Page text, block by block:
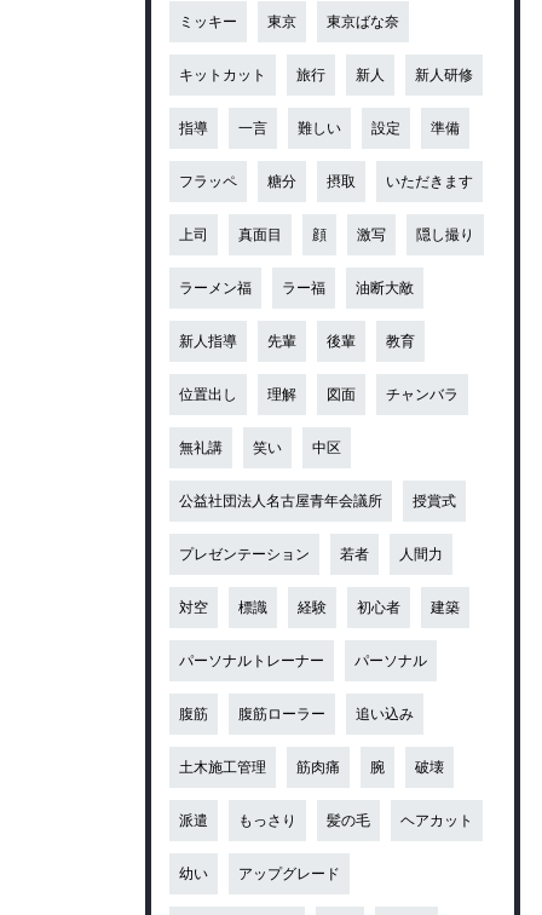
ミッキー 東京 東京ばな奈
キットカット 旅行 新人 新人研修
指導 一言 難しい 設定 準備
フラッペ 糖分 摂取 いただきます
上司 真面目 顔 激写 隠し撮り
ラーメン福 ラー福 油断大敵
新人指導 先輩 後輩 教育
位置出し 理解 図面 チャンバラ
無礼講 笑い 中区
公益社団法人名古屋青年会議所 授賞式
プレゼンテーション 若者 人間力
対空 標識 経験 初心者 建築
パーソナルトレーナー パーソナル
腹筋 腹筋ローラー 追い込み
土木施工管理 筋肉痛 腕 破壊
派遣 もっさり 髪の毛 ヘアカット
幼い アップグレード